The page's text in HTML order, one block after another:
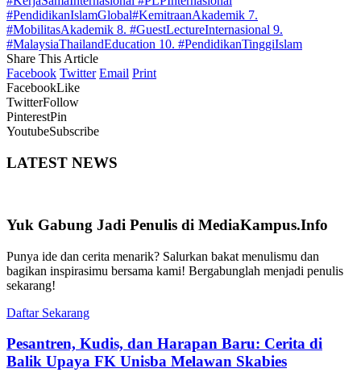
#PendidikanIslamGlobal#KemitraanAkademik 7.
#MobilitasAkademik 8. #GuestLectureInternasional 9.
#MalaysiaThailandEducation 10. #PendidikanTinggiIslam
Share This Article
Facebook Twitter Email Print
FacebookLike
TwitterFollow
PinterestPin
YoutubeSubscribe
LATEST NEWS
Yuk Gabung Jadi Penulis di MediaKampus.Info
Punya ide dan cerita menarik? Salurkan bakat menulismu dan
bagikan inspirasimu bersama kami! Bergabunglah menjadi penulis
sekarang!
Daftar Sekarang
Pesantren, Kudis, dan Harapan Baru: Cerita di
Balik Upaya FK Unisba Melawan Skabies